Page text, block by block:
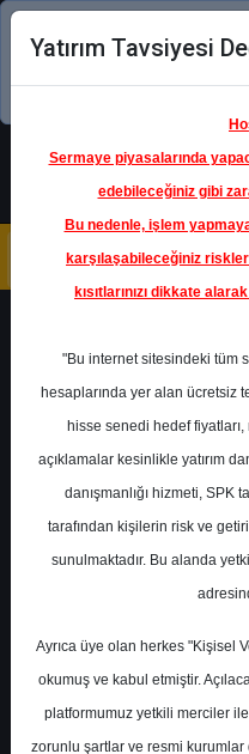
Şimdi
Ana Sayfa
Rapor Detay
DOAS -
Halk Yatırım
Yatırım Tavsiyesi
Sermaye piyasalarında
edebileceğiniz gibi
Bu nedenle, işlem
karşılaşabileceğiniz
kısıtlarınızı dikkate
"Bu internet sitesindeki tüm
hesaplarında yer alan ücretsiz
hisse senedi hedef
açıklamalar kesinlikle yatırım
danışmanlığı hizmeti, SPK
tarafından kişilerin risk ve
sunulmaktadır. Bu alanda
Ayrıca üye olan herkes "Kişisel
okumuş ve kabul etmiştir.
platformumuz yetkili merciler
zorunlu şartlar ve resmi kurumlar